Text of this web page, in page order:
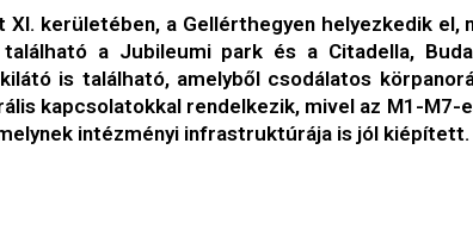
XI. kerületében, a Gellérthegyen helyezkedik
a Jubileumi park és a Citadella,
is található, amelyből csodálatos
kapcsolatokkal rendelkezik, mivel az M1-
intézményi infrastruktúrája is jól kiépített.